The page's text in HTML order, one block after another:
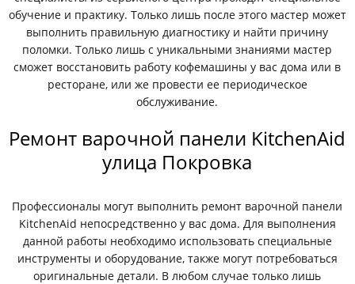
обучение и практику. Только лишь после этого мастер может
выполнить правильную диагностику и найти причину
поломки. Только лишь с уникальными знаниями мастер
сможет восстановить работу кофемашины у вас дома или в
ресторане, или же провести ее периодическое
обслуживание.
Ремонт варочной панели KitchenAid
улица Покровка
Профессионалы могут выполнить ремонт варочной панели
KitchenAid непосредственно у вас дома. Для выполнения
данной работы необходимо использовать специальные
инструменты и оборудование, также могут потребоваться
оригинальные детали. В любом случае только лишь